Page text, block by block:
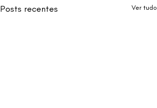
Posts recentes Ver tudo